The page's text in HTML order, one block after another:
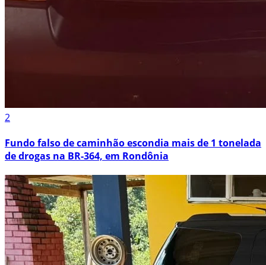
2
Fundo falso de caminhão escondia mais de 1 tonelada
de drogas na BR-364, em Rondônia